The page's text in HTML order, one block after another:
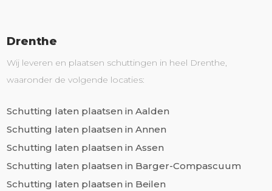
Drenthe
Wij leveren en plaatsen schuttingen in heel Drenthe,
waaronder de volgende locaties:
Schutting laten plaatsen in Aalden
Schutting laten plaatsen in Annen
Schutting laten plaatsen in Assen
Schutting laten plaatsen in Barger-Compascuum
Schutting laten plaatsen in Beilen